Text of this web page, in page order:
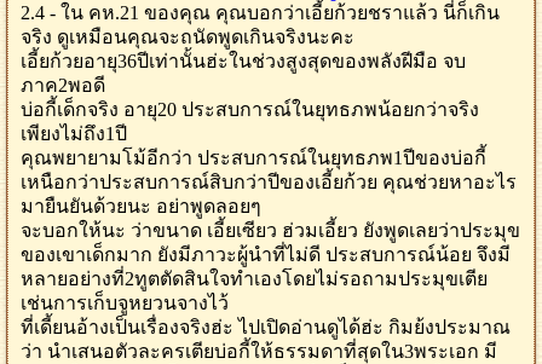
2.4 - ใน คห.21 ของคุณ คุณบอกว่าเอี้ยก้วยชราแล้ว นี่ก็เกิน
จริง ดูเหมือนคุณจะถนัดพูดเกินจริงนะคะ
เอี้ยก้วยอายุ36ปีเท่านั้นฮ่ะในช่วงสูงสุดของพลังฝีมือ จบ
ภาค2พอดี
บ่อกี้เด็กจริง อายุ20 ประสบการณ์ในยุทธภพน้อยกว่าจริง
เพียงไม่ถึง1ปี
คุณพยายามโม้อีกว่า ประสบการณ์ในยุทธภพ1ปีของบ่อกี้
เหนือกว่าประสบการณ์สิบกว่าปีของเอี้ยก้วย คุณช่วยหาอะไร
มายืนยันด้วยนะ อย่าพูดลอยๆ
จะบอกให้นะ ว่าขนาด เอี้ยเซียว ฮ่วมเอี้ยว ยังพูดเลยว่าประมุข
ของเขาเด็กมาก ยังมีภาวะผู้นำที่ไม่ดี ประสบการณ์น้อย จึงมี
หลายอย่างที่2ทูตตัดสินใจทำเองโดยไม่รอถามประมุขเตีย
เช่นการเก็บจูหยวนจางไว้
ที่เดี้ยนอ้างเป็นเรื่องจริงฮ่ะ ไปเปิดอ่านดูได้ฮ่ะ กิมย้งประมาณ
ว่า นำเสนอตัวละครเตียบ่อกี้ให้ธรรมดาที่สุดใน3พระเอก มี